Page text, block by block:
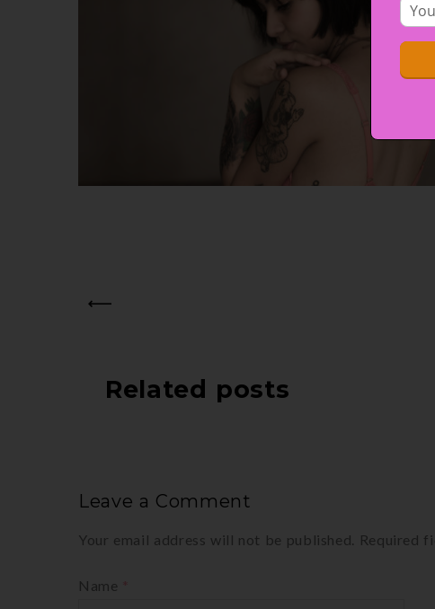
PREV
Related posts
Leave a Comment
Your email address will not be published. Required
Name